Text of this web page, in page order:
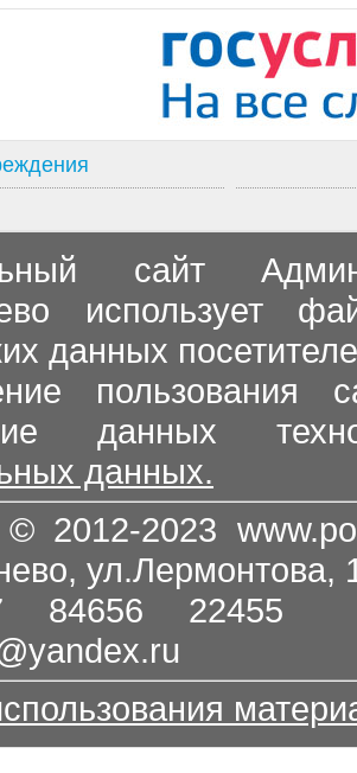
сайт
использует
данных
пользования
данных
данных.
© 2012-2023
ул.Лермонтова,
84656